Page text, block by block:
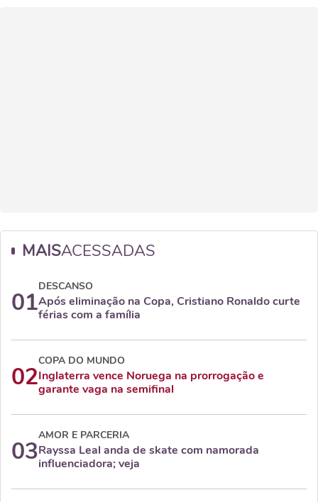
MAISACESSADAS
01
DESCANSO
Após eliminação na Copa, Cristiano Ronaldo curte
férias com a família
02
COPA DO MUNDO
Inglaterra vence Noruega na prorrogação e
garante vaga na semifinal
03
AMOR E PARCERIA
Rayssa Leal anda de skate com namorada
influenciadora; veja